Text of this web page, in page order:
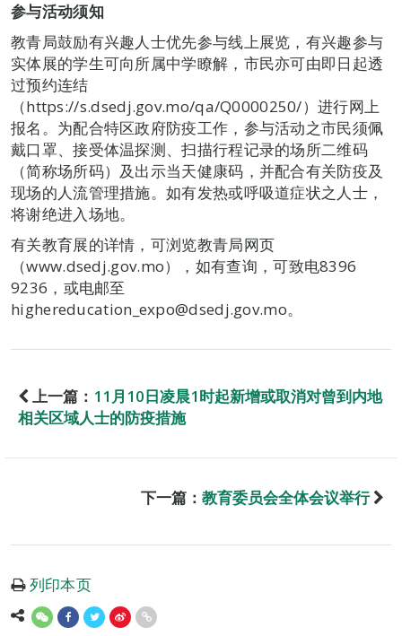
参与活动须知
教青局鼓励有兴趣人士优先参与线上展览，有兴趣参与
实体展的学生可向所属中学瞭解，市民亦可由即日起透
过预约连结
（https://s.dsedj.gov.mo/qa/Q0000250/）进行网上
报名。为配合特区政府防疫工作，参与活动之市民须佩
戴口罩、接受体温探测、扫描行程记录的场所二维码
（简称场所码）及出示当天健康码，并配合有关防疫及
现场的人流管理措施。如有发热或呼吸道症状之人士，
将谢绝进入场地。
有关教育展的详情，可浏览教青局网页
（www.dsedj.gov.mo），如有查询，可致电8396
9236，或电邮至
highereducation_expo@dsedj.gov.mo。
上一篇： 11月10日凌晨1时起新增或取消对曾到内地
相关区域人士的防疫措施
下一篇： 教育委员会全体会议举行
列印本页